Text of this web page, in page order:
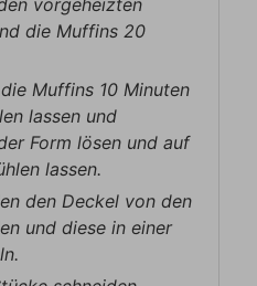
die Muffins 20
Muffins 10 Minuten
lassen und
Form lösen und auf
lassen.
den Deckel von den
und diese in einer